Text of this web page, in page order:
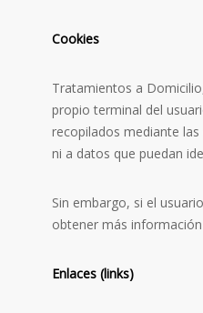
Cookies
Tratamientos a
propio terminal del
recopilados mediante
ni a datos que puedan
Sin embargo, si el
obtener más
Enlaces (links)